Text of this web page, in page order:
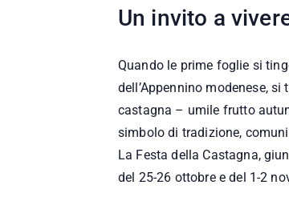
Un invito a
Quando le prime foglie si
dell’Appennino modenese,
castagna – umile frutto
simbolo di tradizione,
La Festa della Castagna,
del 25-26 ottobre e del 1-2